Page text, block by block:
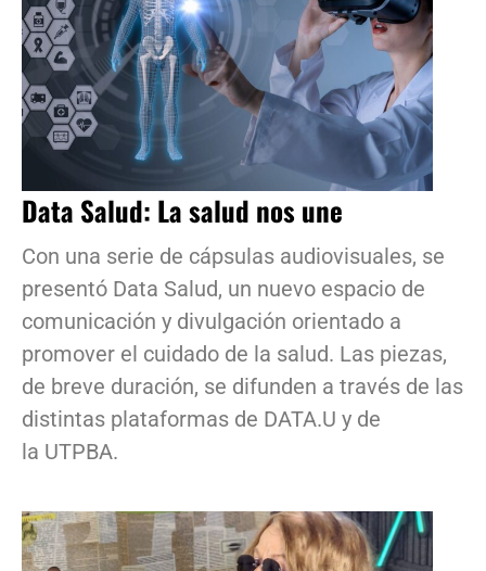
Data Salud: La salud nos une
Con una serie de cápsulas audiovisuales, se
presentó Data Salud, un nuevo espacio de
comunicación y divulgación orientado a
promover el cuidado de la salud. Las piezas,
de breve duración, se difunden a través de las
distintas plataformas de DATA.U y de
la UTPBA.